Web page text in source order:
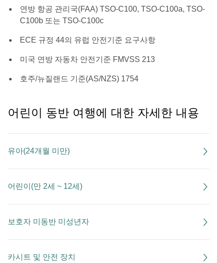
연방 항공 관리국(FAA) TSO-C100, TSO-C100a, TSO-
C100b 또는 TSO-C100c
ECE 규정 44의 유럽 안전기준 요구사항
미국 연방 자동차 안전기준 FMVSS 213
호주/뉴질랜드 기준(AS/NZS) 1754
어린이 동반 여행에 대한 자세한 내용
유아(24개월 미만)
어린이(만 2세 ~ 12세)
보호자 미동반 미성년자
카시트 및 안전 장치